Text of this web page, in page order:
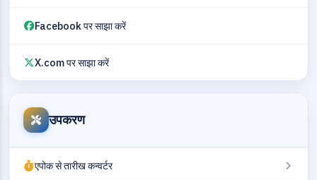
Facebook पर साझा करें
X.com पर साझा करें
उपकरण
एपोक से तारीख कन्वर्टर